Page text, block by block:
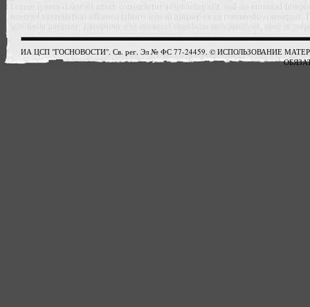
ИА ЦСП "ГОСНОВОСТИ". Св. рег. Эл № ФС 77-24459. © ИСПОЛЬЗОВАНИЕ